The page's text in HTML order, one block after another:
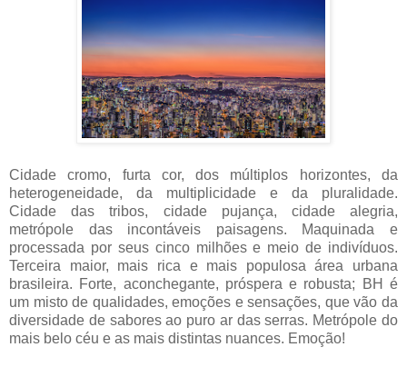
Cidade cromo, furta cor, dos múltiplos horizontes, da
heterogeneidade, da multiplicidade e da pluralidade.
Cidade das tribos, cidade pujança, cidade alegria,
metrópole das incontáveis paisagens. Maquinada e
processada por seus cinco milhões e meio de indivíduos.
Terceira maior, mais rica e mais populosa área urbana
brasileira. Forte, aconchegante, próspera e robusta; BH é
um misto de qualidades, emoções e sensações, que vão da
diversidade de sabores ao puro ar das serras. Metrópole do
mais belo céu e as mais distintas nuances. Emoção!